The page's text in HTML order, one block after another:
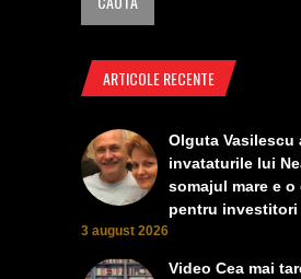
ARTICOLE RECENTE
Olguta Vasilescu
invataturile lui
somajul mare e o
pentru investitori
3 august 2026
Video Cea mai